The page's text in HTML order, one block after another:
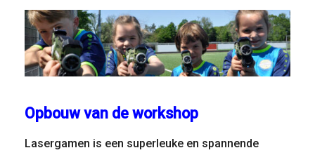
Opbouw van de workshop
Lasergamen is een superleuke en spannende